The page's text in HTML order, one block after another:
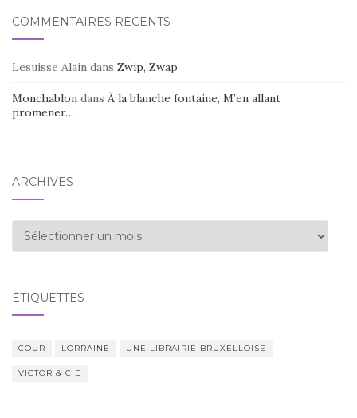
COMMENTAIRES RÉCENTS
Lesuisse Alain dans Zwip, Zwap
Monchablon dans À la blanche fontaine, M’en allant
promener…
ARCHIVES
Archives
ÉTIQUETTES
COUR LORRAINE UNE LIBRAIRIE BRUXELLOISE
VICTOR & CIE